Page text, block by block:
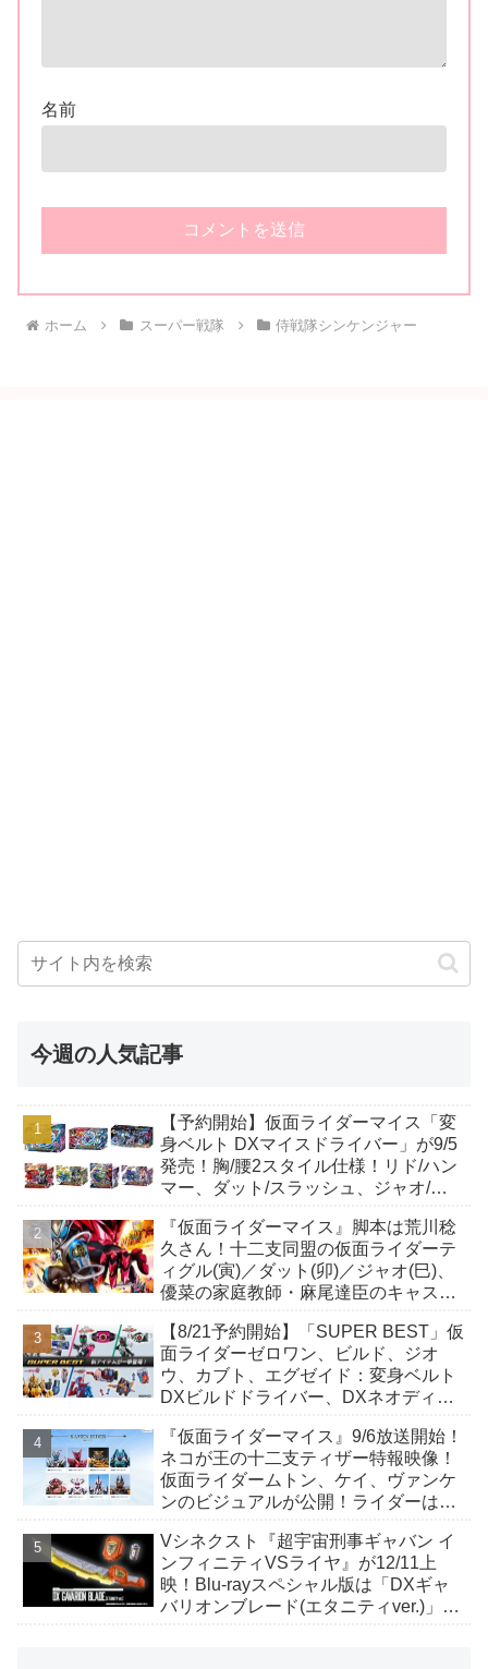
名前
ホーム スーパー戦隊 侍戦隊シンケンジャー
今週の人気記事
【予約開始】仮面ライダーマイス「変
身ベルト DXマイスドライバー」が9/5
発売！胸/腰2スタイル仕様！リド/ハン
マー、ダット/スラッシュ、ジャオ/バ
も！
『仮面ライダーマイス』脚本は荒川稔
久さん！十二支同盟の仮面ライダーテ
ィグル(寅)／ダット(卯)／ジャオ(巳)、
優菜の家庭教師・麻尾達臣のキャスト
んも変身！
【8/21予約開始】「SUPER BEST」仮
面ライダーゼロワン、ビルド、ジオ
ウ、カブト、エグゼイド：変身ベルト
DXビルドドライバー、DXネオディケ
か12点！
『仮面ライダーマイス』9/6放送開始！
ネコが王の十二支ティザー特報映像！
仮面ライダームトン、ケイ、ヴァンケ
ンのビジュアルが公開！ライダーは子
Vシネクスト『超宇宙刑事ギャバン イ
ンフィニティVSライヤ』が12/11上
映！Blu-rayスペシャル版は「DXギャ
バリオンブレード(エタニティver.)」